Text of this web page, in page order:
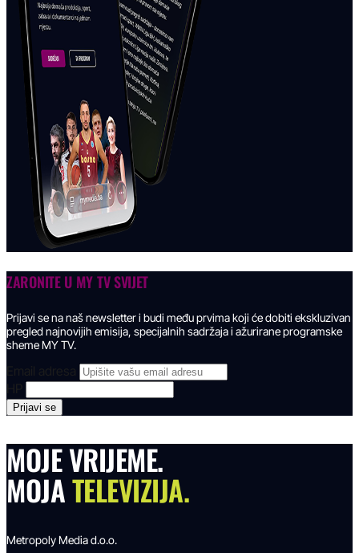
ZARONITE U MY TV SVIJET
Prijavi se na naš newsletter i budi među prvima koji će dobiti ekskluzivan
pregled najnovijih emisija, specijalnih sadržaja i ažurirane programske
sheme MY TV.
Email adresa
MOJE VRIJEME.
MOJATELEVIZIJA.
Metropoly Media d.o.o.